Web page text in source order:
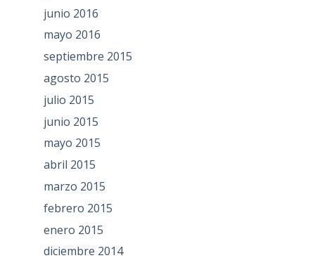
junio 2016
mayo 2016
septiembre 2015
agosto 2015
julio 2015
junio 2015
mayo 2015
abril 2015
marzo 2015
febrero 2015
enero 2015
diciembre 2014